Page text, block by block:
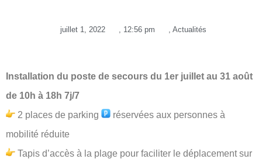
juillet 1, 2022 , 12:56 pm , Actualités
Installation du poste de secours du 1er juillet au 31 août
de 10h à 18h 7j/7
2 places de parking
réservées aux personnes à
mobilité réduite
Tapis d’accès à la plage pour faciliter le déplacement sur